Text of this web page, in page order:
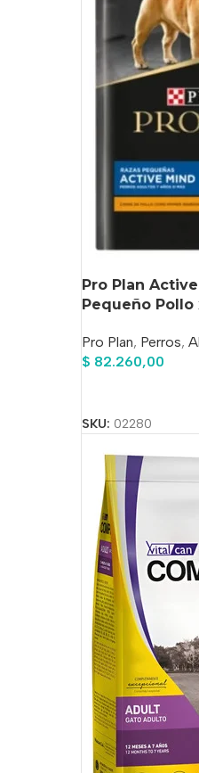
Pro Plan
Pequeño Pollo
Pro Plan, Perros,
$ 82.260,00
SKU: 02280